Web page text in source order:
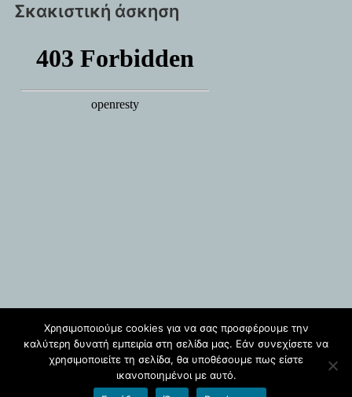
Σκακιστική άσκηση
blogs.sch.gr
Χρησιμοποιούμε cookies για να σας προσφέρουμε την
καλύτερη δυνατή εμπειρία στη σελίδα μας. Εάν συνεχίσετε να
χρησιμοποιείτε τη σελίδα, θα υποθέσουμε πως είστε
ικανοποιημένοι με αυτό.